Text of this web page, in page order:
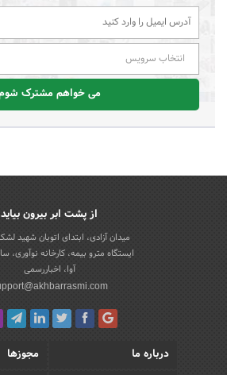
انتخاب سرویس
می خواهم مشترک
از پشت ابر بیرون بیاید
میدان آزادی، ابتدای اتوبان شهید
ایستگاه مترو بیمه، کارخانه نوآوری،
آوا، اخباررسمی
درباره ما
مجوزها